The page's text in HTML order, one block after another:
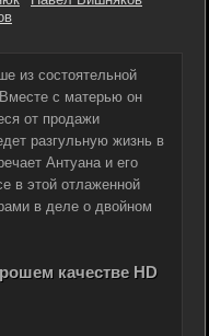
из состоятельной
с матерью он
от продажи
разгульную жизнь в
Антуана и его
в этой отлаженной
в деле о двойном
качестве HD